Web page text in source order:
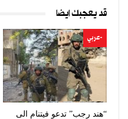
قد يعجبك ايضا
-عربي
“هند رجب” تدعو فيتنام الى